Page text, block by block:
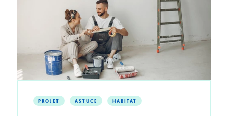
vraie
place
aux
enfants
PROJET ASTUCE HABITAT